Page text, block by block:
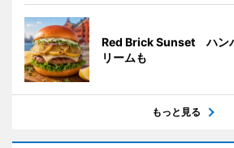
Red Brick Sunset ハン
リームも
もっと見る